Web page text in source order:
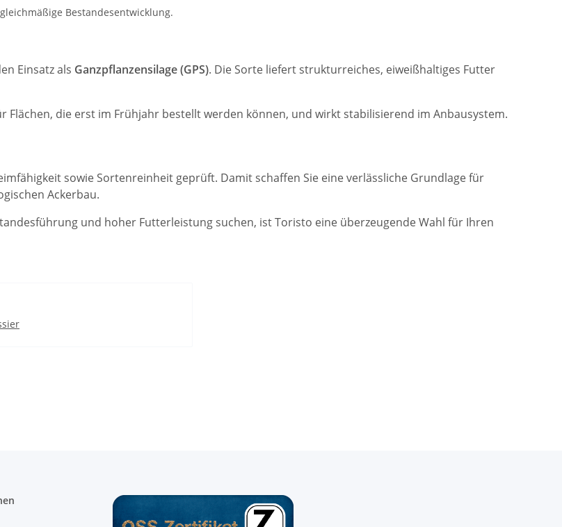
Bestandesentwicklung.
Einsatz als Ganzpflanzensilage (GPS). Die Sorte liefert strukturreiches, eiweißhaltiges Futter
Flächen, die erst im Frühjahr bestellt werden können, und wirkt stabilisierend im Anbausystem.
sowie Sortenreinheit geprüft. Damit schaffen Sie eine verlässliche Grundlage für
Ackerbau.
und hoher Futterleistung suchen, ist Toristo eine überzeugende Wahl für Ihren